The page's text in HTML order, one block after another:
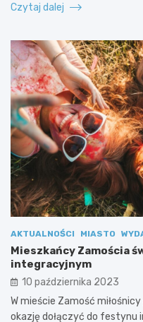
Czytaj dalej
AKTUALNOŚCI MIASTO
Mieszkańcy Zamościa
integracyjnym
10 października 2023
W mieście Zamość
okazję dołączyć do festynu